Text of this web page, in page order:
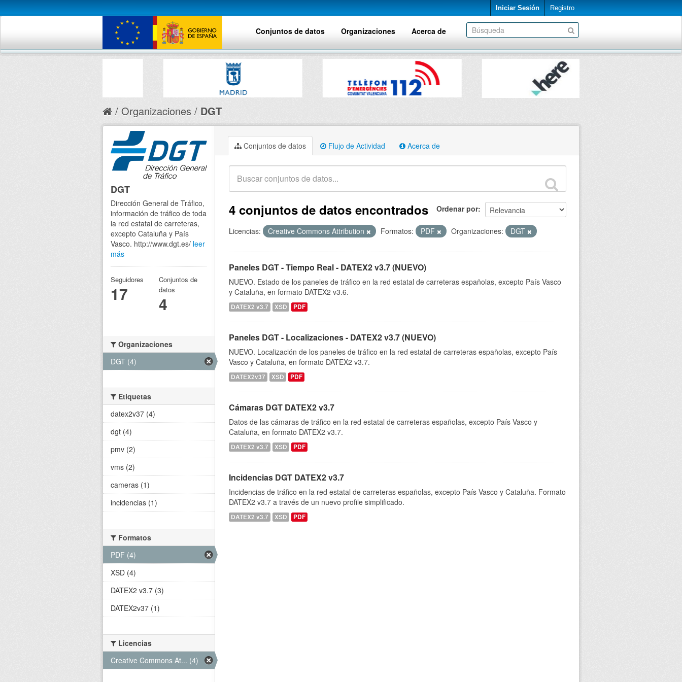
Iniciar Sesión Registro
Conjuntos de datos Organizaciones Acerca de
Organizaciones DGT
Conjuntos de datos Flujo de Actividad Acerca de
Ordenar por
4 conjuntos de datos encontrados
Licencias: Creative Commons Attribution Formatos: PDF Organizaciones: DGT
Paneles DGT - Tiempo Real - DATEX2 v3.7 (NUEVO)
NUEVO. Estado de los paneles de tráfico en la red estatal de carreteras españolas, excepto País Vasco
y Cataluña, en formato DATEX2 v3.6.
DATEX2 v3.7 XSD PDF
Paneles DGT - Localizaciones - DATEX2 v3.7 (NUEVO)
NUEVO. Localización de los paneles de tráfico en la red estatal de carreteras españolas, excepto País
Vasco y Cataluña, en formato DATEX2 v3.7.
DATEX2v37 XSD PDF
Cámaras DGT DATEX2 v3.7
Datos de las cámaras de tráfico en la red estatal de carreteras españolas, excepto País Vasco y
Cataluña, en formato DATEX2 v3.7.
DATEX2 v3.7 XSD PDF
Incidencias DGT DATEX2 v3.7
Incidencias de tráfico en la red estatal de carreteras españolas, excepto País Vasco y Cataluña. Formato
DATEX2 v3.7 a través de un nuevo profile simplificado.
DATEX2 v3.7 XSD PDF
DGT
Dirección General de Tráfico,
información de tráfico de toda
la red estatal de carreteras,
excepto Cataluña y País
Vasco. http://www.dgt.es/ leer
más
Seguidores
17
Conjuntos de
datos
4
Organizaciones
DGT (4)
Etiquetas
datex2v37 (4)
dgt (4)
pmv (2)
vms (2)
cameras (1)
incidencias (1)
Formatos
PDF (4)
XSD (4)
DATEX2 v3.7 (3)
DATEX2v37 (1)
Licencias
Creative Commons At... (4)